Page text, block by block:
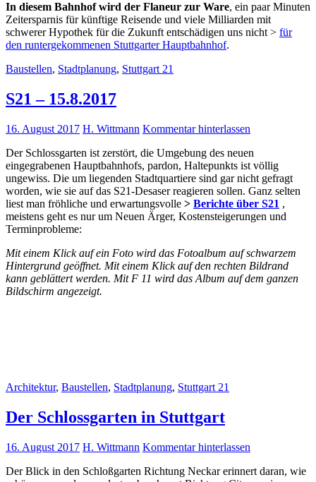
In diesem Bahnhof wird der Flaneur zur Ware, ein paar Minuten
Zeitersparnis für künftige Reisende und viele Milliarden mit
schwerer Hypothek für die Zukunft entschädigen uns nicht > für
den runtergekommenen Stuttgarter Hauptbahnhof.
Baustellen, Stadtplanung, Stuttgart 21
S21 – 15.8.2017
16. August 2017 H. Wittmann Kommentar hinterlassen
Der Schlossgarten ist zerstört, die Umgebung des neuen
eingegrabenen Hauptbahnhofs, pardon, Haltepunkts ist völlig
ungewiss. Die um liegenden Stadtquartiere sind gar nicht gefragt
worden, wie sie auf das S21-Desaser reagieren sollen. Ganz selten
liest man fröhliche und erwartungsvolle > Berichte über S21 ,
meistens geht es nur um Neuen Ärger, Kostensteigerungen und
Terminprobleme:
Mit einem Klick auf ein Foto wird das Fotoalbum auf schwarzem
Hintergrund geöffnet. Mit einem Klick auf den rechten Bildrand
kann geblättert werden. Mit F 11 wird das Album auf dem ganzen
Bildschirm angezeigt.
Architektur, Baustellen, Stadtplanung, Stuttgart 21
Der Schlossgarten in Stuttgart
16. August 2017 H. Wittmann Kommentar hinterlassen
Der Blick in den Schloßgarten Richtung Neckar erinnert daran, wie